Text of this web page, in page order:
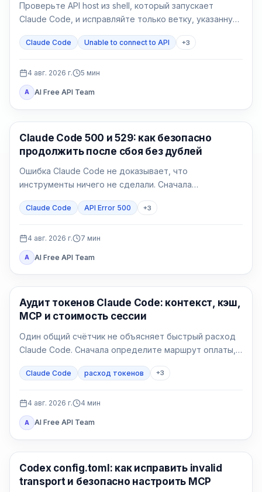
Проверьте API host из shell, который запускает
Claude Code, и исправляйте только ветку, указанную
Claude Code Unable to connect to API +3
4 авг. 2026 г. 5 мин
A AI Free API Team
Claude Code
Claude Code 500 и 529: как безопасно
продолжить после сбоя без дублей
Ошибка Claude Code не доказывает, что
инструменты ничего не сделали. Сначала
и сверьте эффекты.
Claude Code API Error 500 +3
4 авг. 2026 г. 7 мин
A AI Free API Team
Claude Code
Аудит токенов Claude Code: контекст, кэш,
MCP и стоимость сессии
Один общий счётчик не объясняет быстрый расход
Claude Code. Сначала определите маршрут оплаты,
и чистую сессию.
Claude Code расход токенов +3
4 авг. 2026 г. 4 мин
A AI Free API Team
Инструменты AI-разработки
Codex config.toml: как исправить invalid
transport и безопасно настроить MCP